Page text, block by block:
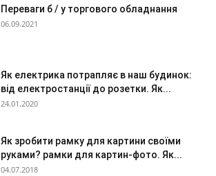
Переваги б / у торгового обладнання
06.09.2021
Як електрика потрапляє в наш будинок:
від електростанції до розетки. Як...
24.01.2020
Як зробити рамку для картини своїми
руками? рамки для картин-фото. Як...
04.07.2018